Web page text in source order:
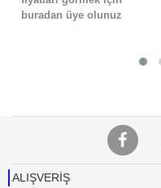
buradan üye olunuz
ALIŞVERİŞ